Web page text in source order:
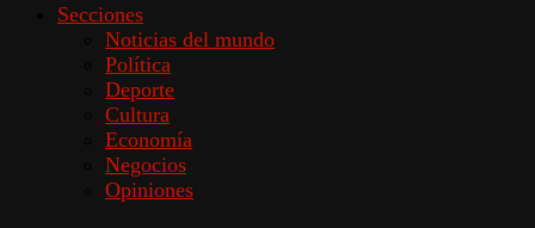
Secciones
Noticias del mundo
Política
Deporte
Cultura
Economía
Negocios
Opiniones